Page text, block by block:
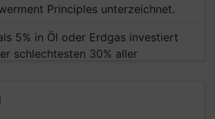
Principles unterzeichnet.
5% in Öl oder Erdgas investiert
schlechtesten 30% aller
von GLOBAL 2000: Ein oder